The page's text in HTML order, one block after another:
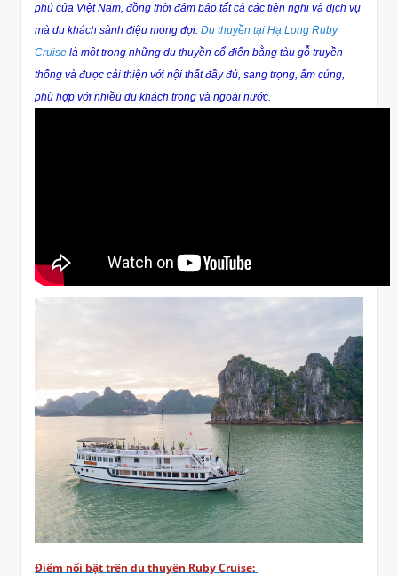
phú của Việt Nam, đồng thời đảm bảo tất cả các tiện nghi và dịch vụ
mà du khách sành điệu mong đợi. Du thuyền tại Hạ Long Ruby
Cruise là một trong những du thuyền cổ điển bằng tàu gỗ truyền
thống và được cải thiện với nội thất đầy đủ, sang trọng, ấm cúng,
phù hợp với nhiều du khách trong và ngoài nước.
Điểm nổi bật trên du thuyền Ruby Cruise: